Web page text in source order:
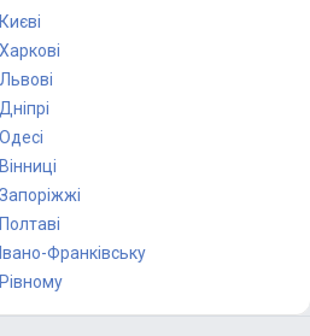
Франківську